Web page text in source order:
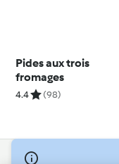
Pides aux trois
fromages
4.4 (98)